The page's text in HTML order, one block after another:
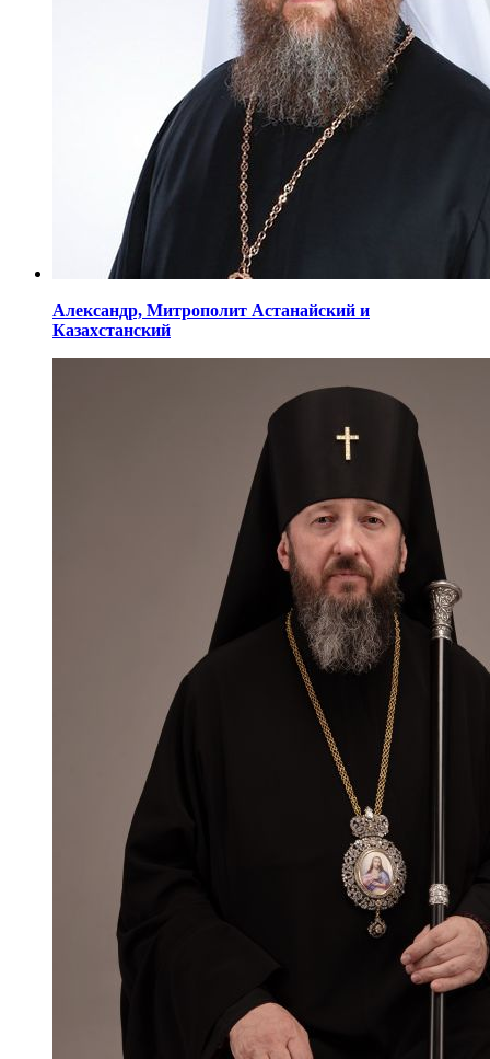
Александр, Митрополит Астанайский и
Казахстанский